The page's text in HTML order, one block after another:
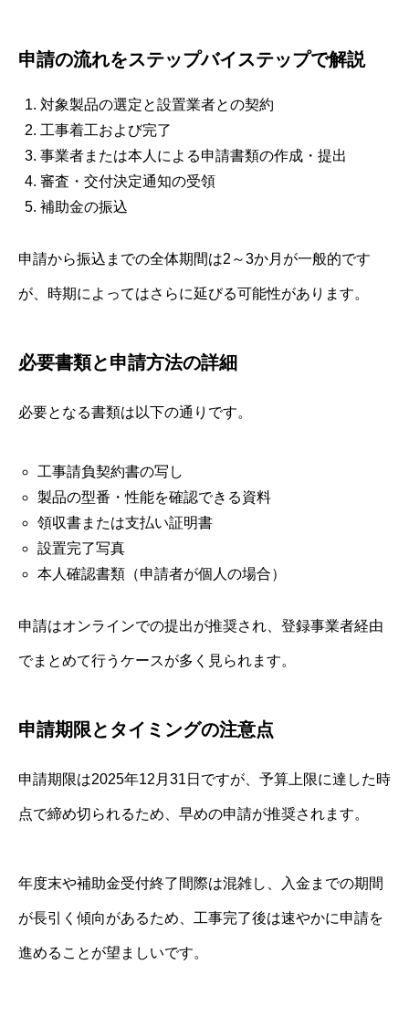
申請の流れをステップバイステップで解説
対象製品の選定と設置業者との契約
工事着工および完了
事業者または本人による申請書類の作成・提出
審査・交付決定通知の受領
補助金の振込
申請から振込までの全体期間は2～3か月が一般的です
が、時期によってはさらに延びる可能性があります。
必要書類と申請方法の詳細
必要となる書類は以下の通りです。
工事請負契約書の写し
製品の型番・性能を確認できる資料
領収書または支払い証明書
設置完了写真
本人確認書類（申請者が個人の場合）
申請はオンラインでの提出が推奨され、登録事業者経由
でまとめて行うケースが多く見られます。
申請期限とタイミングの注意点
申請期限は2025年12月31日ですが、予算上限に達した時
点で締め切られるため、早めの申請が推奨されます。
年度末や補助金受付終了間際は混雑し、入金までの期間
が長引く傾向があるため、工事完了後は速やかに申請を
進めることが望ましいです。